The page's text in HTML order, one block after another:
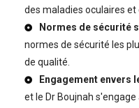
des maladies oculaires
Normes de sécurité
normes de sécurité les
de qualité.
Engagement envers
et le Dr Boujnah